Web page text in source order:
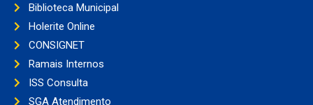
Biblioteca Municipal
Holerite Online
CONSIGNET
Ramais Internos
ISS Consulta
SGA Atendimento